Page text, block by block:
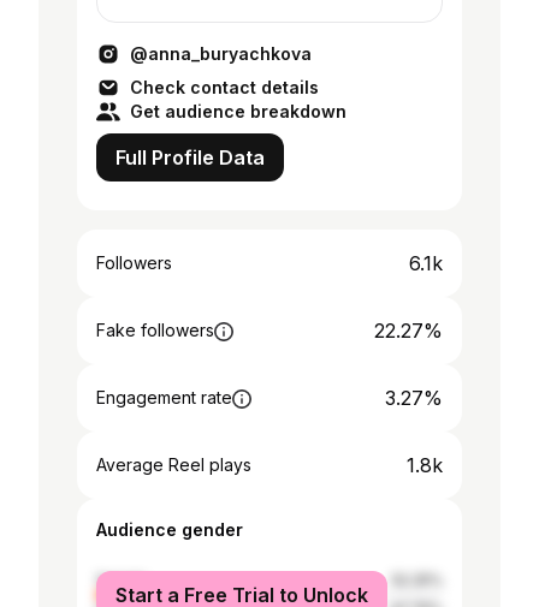
@anna_buryachkova
Check contact details
Get audience breakdown
Full Profile Data
Followers 6.1k
Fake followers 22.27%
Engagement rate 3.27%
Average Reel plays 1.8k
Audience gender
female
Start a Free Trial to Unlock